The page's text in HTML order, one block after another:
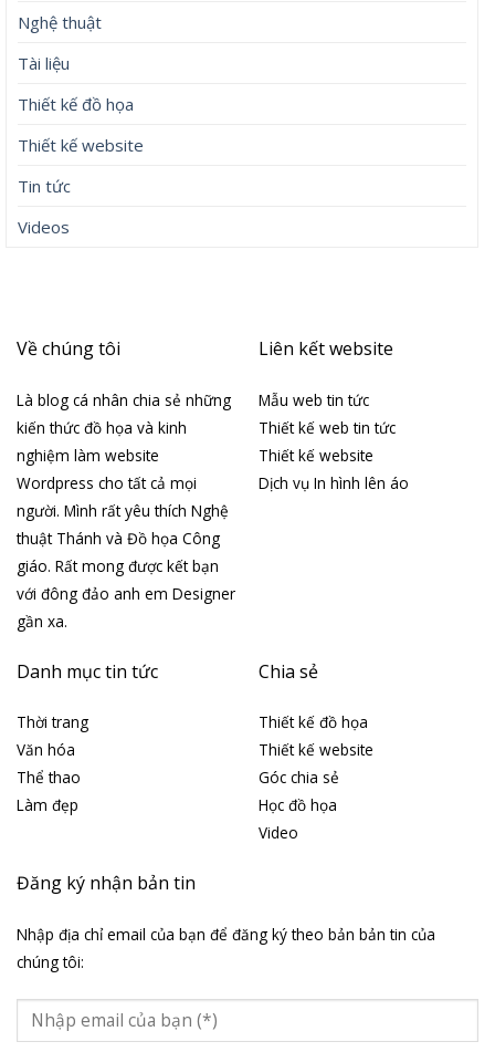
Nghệ thuật
Tài liệu
Thiết kế đồ họa
Thiết kế website
Tin tức
Videos
Về chúng tôi
Là blog cá nhân chia sẻ những
kiến thức đồ họa và kinh
nghiệm làm website
Wordpress cho tất cả mọi
người. Mình rất yêu thích Nghệ
thuật Thánh và Đồ họa Công
giáo. Rất mong được kết bạn
với đông đảo anh em Designer
gần xa.
Liên kết website
Mẫu web tin tức
Thiết kế web tin tức
Thiết kế website
Dịch vụ In hình lên áo
Danh mục tin tức
Thời trang
Văn hóa
Thể thao
Làm đẹp
Chia sẻ
Thiết kế đồ họa
Thiết kế website
Góc chia sẻ
Học đồ họa
Video
Đăng ký nhận bản tin
Nhập địa chỉ email của bạn để đăng ký theo bản bản tin của
chúng tôi: